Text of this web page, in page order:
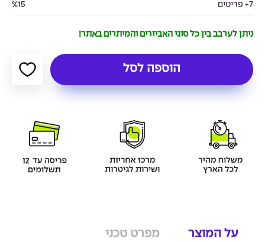
7+ פריטים %15
ניתן לערבב בין כל סוגי האביזרים והמיתרים באתר!
הוספה לסל
על המוצר מפרט טכני